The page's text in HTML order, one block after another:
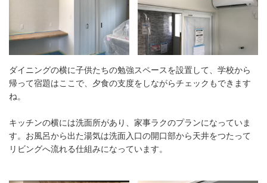
ダイニングの横に子供たちの勉強スペースを設置して、学校から
帰って宿題はここで、夕食の支度をしながらチェックもできます
ね。
キッチンの横には洗面所があり、家事ラクのプランになっていま
す。お風呂から出た湯気は洗面入口の開口部から天井をつたって
リビングへ流れる仕組みになっています。